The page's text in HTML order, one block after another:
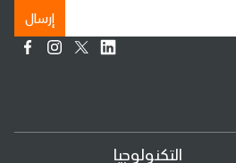
التكنولوجيا
إرسال